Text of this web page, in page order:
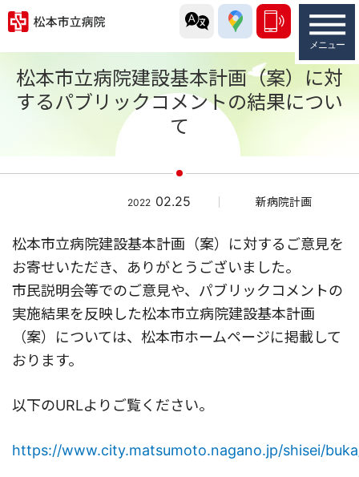
松本市立病院建設基本計画（案）に対
するパブリックコメントの結果につい
て
2022 02.25 新病院計画
松本市立病院建設基本計画（案）に対するご意見を
お寄せいただき、ありがとうございました。
市民説明会等でのご意見や、パブリックコメントの
実施結果を反映した松本市立病院建設基本計画
（案）については、松本市ホームページに掲載して
おります。
以下のURLよりご覧ください。
https://www.city.matsumoto.nagano.jp/shisei/